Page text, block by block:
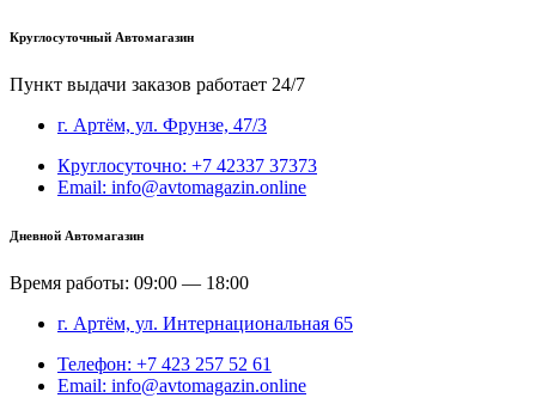
Круглосуточный Автомагазин
Пункт выдачи заказов работает 24/7
г. Артём, ул. Фрунзе, 47/3
Круглосуточно: +7 42337 37373
Email: info@avtomagazin.online
Дневной Автомагазин
Время работы: 09:00 — 18:00
г. Артём, ул. Интернациональная 65
Телефон: +7 423 257 52 61
Email: info@avtomagazin.online